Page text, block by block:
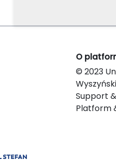
O
© 2023
Support
Platform